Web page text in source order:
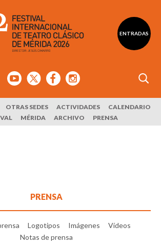
ENTRADAS
OTRAS SEDES ACTIVIDADES
CALENDARIO
MÉRIDA ARCHIVO PRENSA
PRENSA
Logotipos Imágenes
Vídeos
Notas de prensa